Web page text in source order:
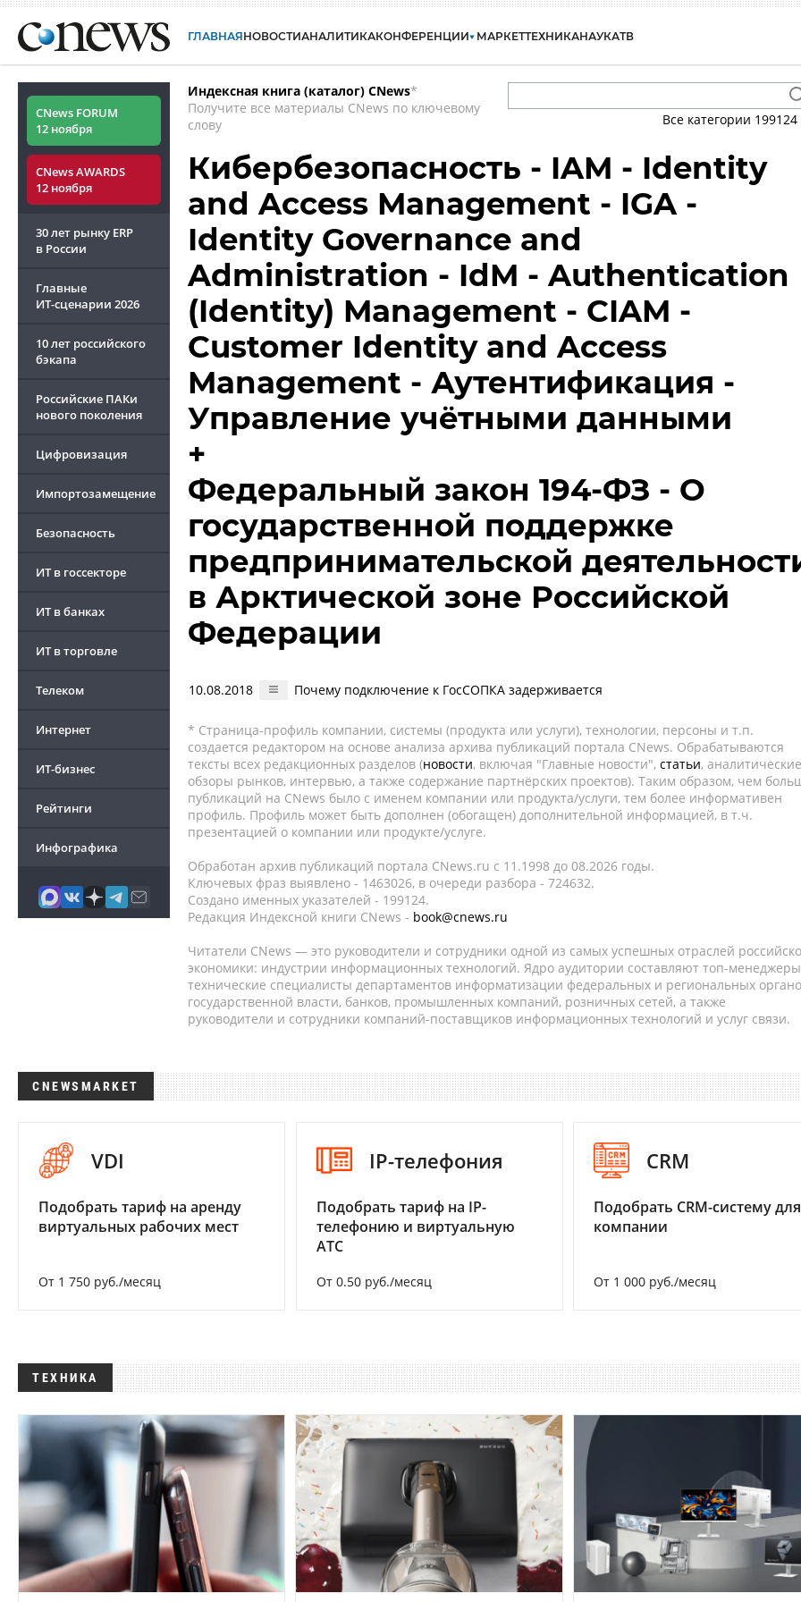
ГЛАВНАЯНОВОСТИАНАЛИТИКАКОНФЕРЕНЦИИ МАРКЕТТЕХНИКАНАУКАТВ
CNews FORUM
12 ноября
CNews AWARDS
12 ноября
30 лет рынку ERP
в России
Главные
ИТ-сценарии 2026
10 лет российского
бэкапа
Российские ПАКи
нового поколения
Цифровизация
Импортозамещение
Безопасность
ИТ в госсекторе
ИТ в банках
ИТ в торговле
Телеком
Интернет
ИТ-бизнес
Рейтинги
Инфографика
Индексная книга (каталог) CNews*
Получите все материалы CNews по ключевому
слову
Все категории 199124
Кибербезопасность - IAM - Identity
and Access Management - IGA -
Identity Governance and
Administration - IdM - Authentication
(Identity) Management - CIAM -
Customer Identity and Access
Management - Аутентификация -
Управление учётными данными
+
Федеральный закон 194-ФЗ - О
государственной поддержке
предпринимательской
в Арктической зоне Российской
Федерации
10.08.2018 Почему подключение к ГосСОПКА задерживается
* Страница-профиль компании, системы (продукта или услуги), технологии, персоны и т.п.
создается редактором на основе анализа архива публикаций портала CNews. Обрабатываются
тексты всех редакционных разделов (новости, включая "Главные новости", статьи, аналитические
обзоры рынков, интервью, а также содержание партнёрских проектов). Таким образом, чем
публикаций на CNews было с именем компании или продукта/услуги, тем более информативен
профиль. Профиль может быть дополнен (обогащен) дополнительной информацией, в т.ч.
презентацией о компании или продукте/услуге.
Обработан архив публикаций портала CNews.ru c 11.1998 до 08.2026 годы.
Ключевых фраз выявлено - 1463026, в очереди разбора - 724632.
Создано именных указателей - 199124.
Редакция Индексной книги CNews - book@cnews.ru
Читатели CNews — это руководители и сотрудники одной из самых успешных отраслей
экономики: индустрии информационных технологий. Ядро аудитории составляют топ-
технические специалисты департаментов информатизации федеральных и региональных
государственной власти, банков, промышленных компаний, розничных сетей, а также
руководители и сотрудники компаний-поставщиков информационных технологий и услуг связи.
CNEWSMARKET
VDI
Подобрать тариф на аренду
виртуальных рабочих мест
От 1 750 руб./месяц
IP-телефония
Подобрать тариф на IP-
телефонию и виртуальную
АТС
От 0.50 руб./месяц
CRM
Подобрать CRM-систему для
компании
От 1 000 руб./месяц
ТЕХНИКА